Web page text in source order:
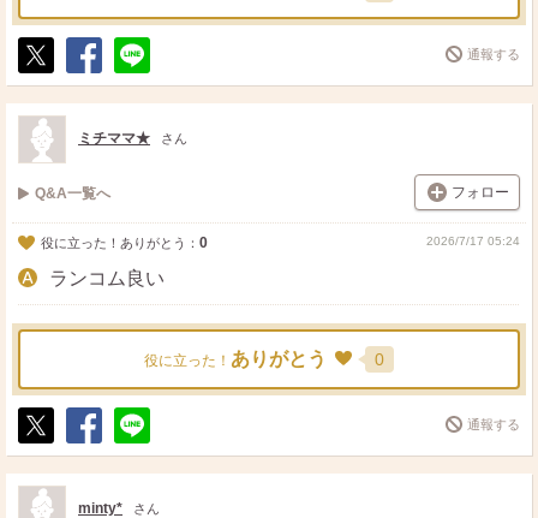
ポ
ス
ト
シ
ェ
送
る
通報する
ミチママ★ さん
Q&A一覧へ フォロー
役に立った！ありがとう： 0 2026/7/17 05:24
ランコム良い
役に立った！ ありがとう 0
ポ
ス
ト
シ
ェ
送
る
通報する
minty* さん